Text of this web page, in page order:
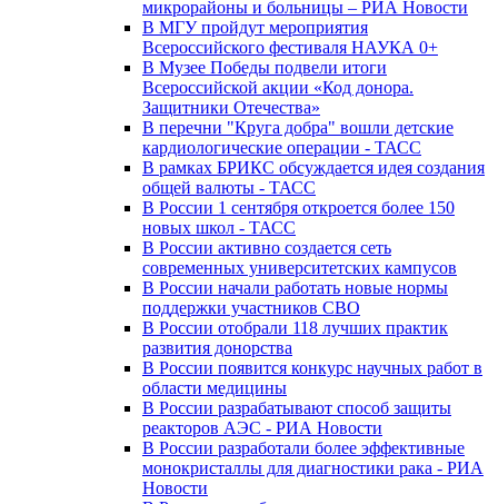
микрорайоны и больницы – РИА Новости
В МГУ пройдут мероприятия
Всероссийского фестиваля НАУКА 0+
В Музее Победы подвели итоги
Всероссийской акции «Код донора.
Защитники Отечества»
В перечни "Круга добра" вошли детские
кардиологические операции - ТАСС
В рамках БРИКС обсуждается идея создания
общей валюты - ТАСС
В России 1 сентября откроется более 150
новых школ - ТАСС
В России активно создается сеть
современных университетских кампусов
В России начали работать новые нормы
поддержки участников СВО
В России отобрали 118 лучших практик
развития донорства
В России появится конкурс научных работ в
области медицины
В России разрабатывают способ защиты
реакторов АЭС - РИА Новости
В России разработали более эффективные
монокристаллы для диагностики рака - РИА
Новости